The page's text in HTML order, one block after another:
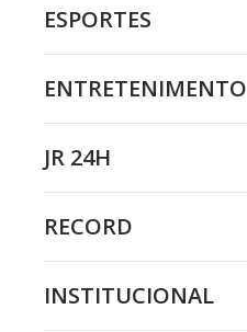
ESPORTES
ENTRETENIMENTO
JR 24H
RECORD
INSTITUCIONAL